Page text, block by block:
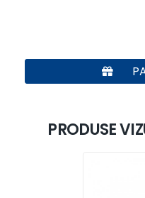
PRODUSE